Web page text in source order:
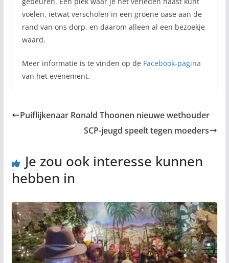
voelen, ietwat verscholen in een groene oase aan de
rand van ons dorp, en daarom alleen al een bezoekje
waard.
Meer informatie is te vinden op de Facebook-pagina
van het evenement.
Puiflijkenaar Ronald Thoonen nieuwe wethouder
SCP-jeugd speelt tegen moeders
Je zou ook interesse kunnen
hebben in